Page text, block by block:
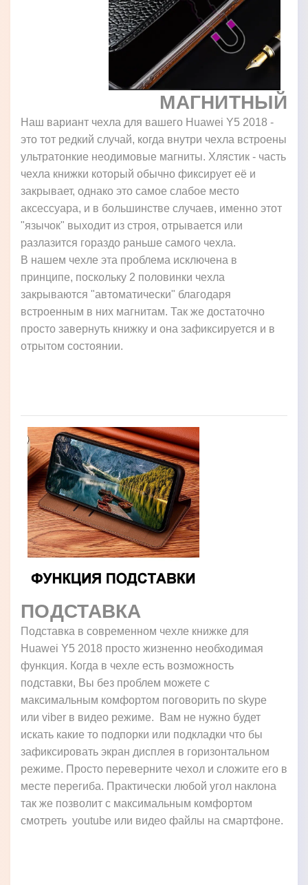
МАГНИТНЫЙ
Наш вариант чехла для вашего Huawei Y5 2018 -
это тот редкий случай, когда внутри чехла встроены
ультратонкие неодимовые магниты. Хлястик - часть
чехла книжки который обычно фиксирует её и
закрывает, однако это самое слабое место
аксессуара, и в большинстве случаев, именно этот
"язычок" выходит из строя, отрывается или
разлазится гораздо раньше самого чехла.
В нашем чехле эта проблема исключена в
принципе, поскольку 2 половинки чехла
закрываются "автоматически" благодаря
встроенным в них магнитам. Так же достаточно
просто завернуть книжку и она зафиксируется и в
отрытом состоянии.
ПОДСТАВКА
Подставка в современном чехле книжке для
Huawei Y5 2018 просто жизненно необходимая
функция. Когда в чехле есть возможность
подставки, Вы без проблем можете с
максимальным комфортом поговорить по skype
или viber в видео режиме. Вам не нужно будет
искать какие то подпорки или подкладки что бы
зафиксировать экран дисплея в горизонтальном
режиме. Просто переверните чехол и сложите его в
месте перегиба. Практически любой угол наклона
так же позволит с максимальным комфортом
смотреть youtube или видео файлы на смартфоне.